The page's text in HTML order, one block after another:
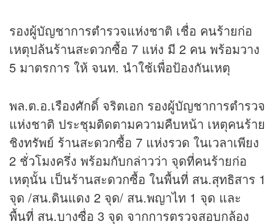
รองผู้บัญชาการตำรวจแห่งชาติ เชื่อ คนร้ายก่อ
เหตุปล้นร้านสะดวกซื้อ 7 แห่ง มี 2 คน พร้อมวาง
5 มาตรการ ให้ จนท. นำใช้เพื่อป้องกันเหตุ
พล.ต.อ.เรืองศักดิ์ จริตเอก รองผู้บัญชาการตำรวจ
แห่งชาติ ประชุมติดตามความคืบหน้า เหตุคนร้าย
ชิงทรัพย์ ร้านสะดวกซื้อ 7 แห่งรวด ในเวลาเพียง
2 ชั่วโมงครึ่ง พร้อมกับกล่าวว่า จุดที่คนร้ายก่อ
เหตุนั้น เป็นร้านสะดวกซื้อ ในพื้นที่ สน.สุทธิสาร 1
จุด /สน.ดินแดง 2 จุด/ สน.พญาไท 1 จุด และ
พื้นที่ สน.บางซื่อ 3 จุด จากการตรวจสอบกล้อง